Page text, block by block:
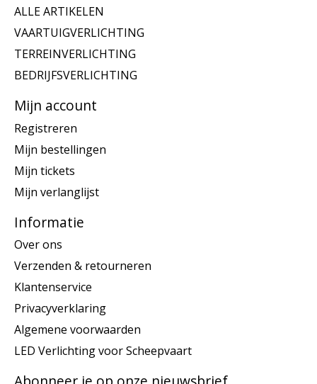
ALLE ARTIKELEN
VAARTUIGVERLICHTING
TERREINVERLICHTING
BEDRIJFSVERLICHTING
Mijn account
Registreren
Mijn bestellingen
Mijn tickets
Mijn verlanglijst
Informatie
Over ons
Verzenden & retourneren
Klantenservice
Privacyverklaring
Algemene voorwaarden
LED Verlichting voor Scheepvaart